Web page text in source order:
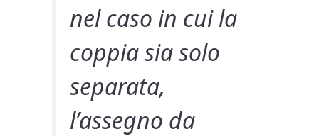
nel caso in cui la
coppia sia solo
separata,
l’assegno da